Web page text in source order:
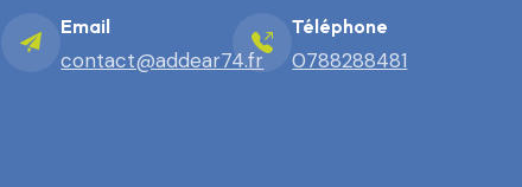
Email
contact@addear74.fr
Téléphone
0788288481